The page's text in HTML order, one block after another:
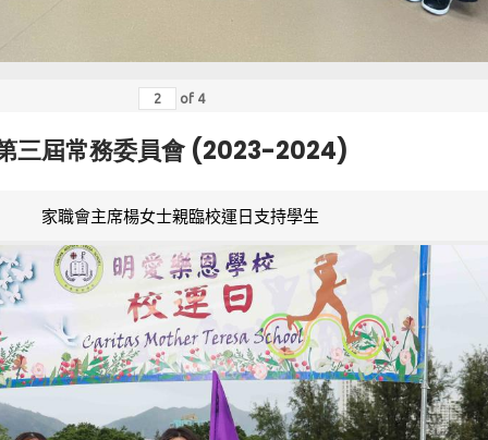
of 4
三屆常務委員會 (2023-2024)
家職會主席楊女士親臨校運日支持學生